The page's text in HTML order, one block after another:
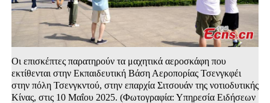
Οι επισκέπτες παρατηρούν τα μαχητικά αεροσκάφη που
εκτίθενται στην Εκπαιδευτική Βάση Αεροπορίας Τσενγκφέι
στην πόλη Τσενγκντού, στην επαρχία Σιτσουάν της νοτιοδυτικής
Κίνας, στις 10 Μαΐου 2025. (Φωτογραφία: Υπηρεσία Ειδήσεων